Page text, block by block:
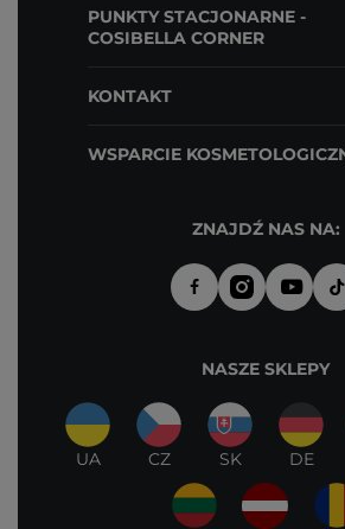
PUNKTY STACJONARNE -
COSIBELLA CORNER
KONTAKT
WSPARCIE
ZNAJDŹ NAS NA:
NASZE SKLEPY
UA CZ SK DE